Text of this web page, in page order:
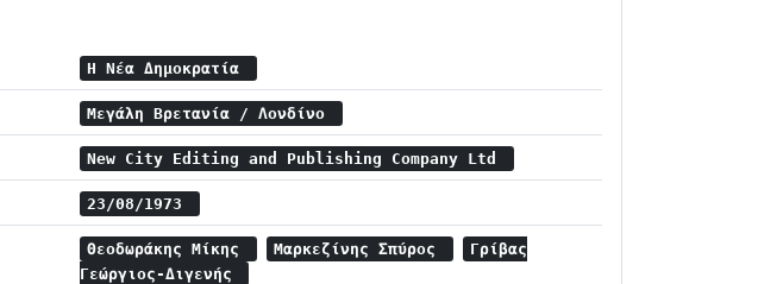
Η Νέα Δημοκρατία
Μεγάλη Βρετανία / Λονδίνο
New City Editing and Publishing Company Ltd
23/08/1973
Θεοδωράκης Μίκης Μαρκεζίνης Σπύρος
Γρίβας
Γεώργιος-Διγενής